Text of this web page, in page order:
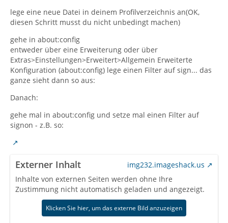
lege eine neue Datei in deinem Profilverzeichnis an(OK,
diesen Schritt musst du nicht unbedingt machen)
gehe in about:config
entweder über eine Erweiterung oder über
Extras>Einstellungen>Erweitert>Allgemein Erweiterte
Konfiguration (about:config) lege einen Filter auf sign... das
ganze sieht dann so aus:
Danach:
gehe mal in about:config und setze mal einen Filter auf
signon - z.B. so:
Externer Inhalt
img232.imageshack.us
Inhalte von externen Seiten werden ohne Ihre
Zustimmung nicht automatisch geladen und angezeigt.
Klicken Sie hier, um das externe Bild anzuzeigen